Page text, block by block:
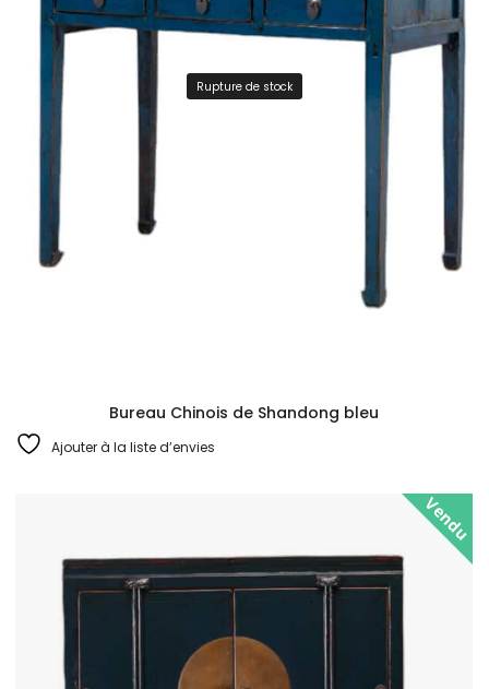
Rupture de stock
Bureau Chinois de Shandong bleu
Ajouter à la liste d’envies
Vendu